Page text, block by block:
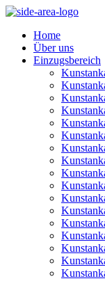
Home
Über uns
Einzugsbereich